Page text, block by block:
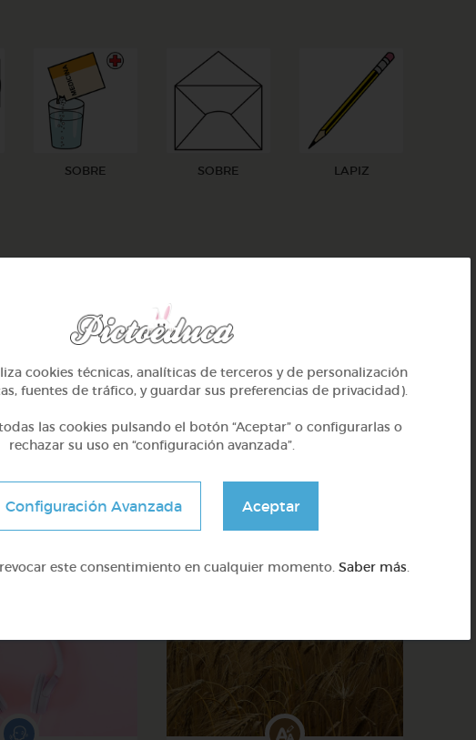
SOBRE SOBRE LAPIZ
cookies técnicas, analíticas de terceros y de personalización
fuentes de tráfico, y guardar sus preferencias de privacidad).
las cookies pulsando el botón “Aceptar” o configurarlas o
rechazar su uso en “configuración avanzada”.
Configuración Avanzada Aceptar
este consentimiento en cualquier momento. Saber más.